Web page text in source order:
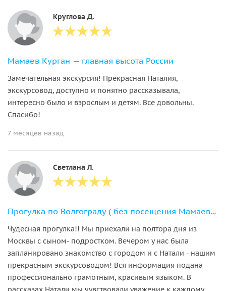
Круглова Д.
Мамаев Курган — главная высота России
Замечательная экскурсия! Прекрасная Наталия,
экскурсовод, доступно и понятно рассказывала,
интересно было и взрослым и детям. Все довольны.
Спасибо!
7 месяцев назад
Светлана Л.
Прогулка по Волгограду ( без посещения Мамаева кургана)
Чудесная прогулка!! Мы приехали на полтора дня из
Москвы с сыном- подростком. Вечером у нас была
запланировано знакомство с городом и с Натали - нашим
прекрасным экскурсоводом! Вся информация подана
профессионально грамотным, красивым языком. В